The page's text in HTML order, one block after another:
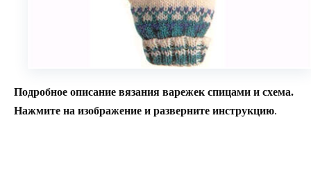
Подробное описание вязания варежек спицами и схема.
Нажмите на изображение и разверните инструкцию.